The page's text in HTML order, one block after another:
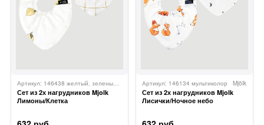
Сет из 2х нагрудников Mjolk
Лимоны/Клетка
Mjölk
Сет из 2х нагрудников Mjolk
Лисички/Ночное небо
Артикул: 146134 мультиколор Mjölk